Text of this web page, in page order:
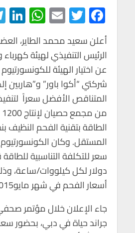
F
ac
e
b
o
o
k
T
wi
tt
er
E
m
ail
W
h
at
s
A
p
p
n
n
أعلن سعيد محمد الطاير،
الرئيس التنفيذي لهيئة
عن اختيار الهيئة
شركتي “أكوا باور” و”هاربين
المتناقص الأفضل سعراً
الطاقة بتقنية الفحم النظيف
المستقل. وكان
دولار لكل كيلووات/ساعة،
أسعار الفحم في شهر مايو2015.
جاء الإعلان خلال مؤتمر
جراند حياة في دبي، بحضور